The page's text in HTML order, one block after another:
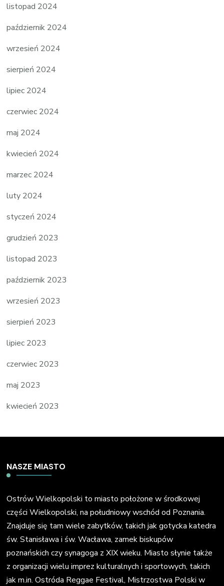
listopad 2024
październik 2024
wrzesień 2024
sierpień 2024
lipiec 2024
czerwiec 2024
maj 2024
kwiecień 2024
marzec 2024
luty 2024
styczeń 2024
grudzień 2023
listopad 2023
październik 2023
wrzesień 2023
sierpień 2023
lipiec 2023
czerwiec 2023
maj 2023
kwiecień 2023
NASZE MIASTO
Ostrów Wielkopolski to miasto położone w środkowej
części Wielkopolski, na południowy wschód od Poznania.
Znajduje się tam wiele zabytków, takich jak gotycka katedra
św. Stanisława i św. Wacława, zamek biskupów
poznańskich czy synagoga z XIX wieku. Miasto słynie także
z organizacji wielu imprez kulturalnych i sportowych, takich
jak m.in. Ostróda Reggae Festival, Mistrzostwa Polski w